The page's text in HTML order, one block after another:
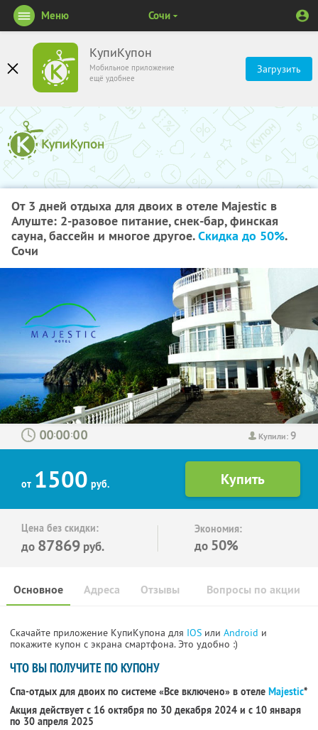
КупиКупон
Мобильное приложение
ещё удобнее
Загрузить
Меню Сочи
От 3 дней отдыха для двоих в отеле Majestic в
Алуште: 2-разовое питание, снек-бар, финская
сауна, бассейн и многое другое.Скидка до 50%.
Сочи
Купили:9
: :
от 1500 руб.
Цена без скидки:
до 87869 руб.
Экономия:
до 50%
Основное Отзывы Вопросы по акции
Адреса
Скачайте приложение КупиКупона для IOS или Android и
покажите купон с экрана смартфона. Это удобно :)
ЧТО ВЫ ПОЛУЧИТЕ ПО КУПОНУ
Спа-отдых для двоих по системе «Все включено» в отеле Majestic*
Акция действует с 16 октября по 30 декабря 2024 и с 10 января
по 30 апреля 2025